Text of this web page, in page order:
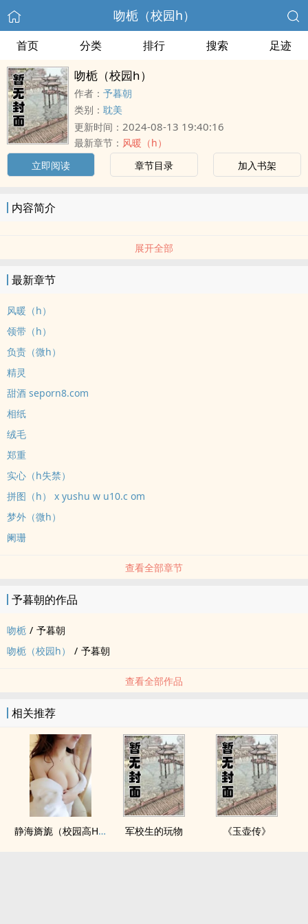
吻栀（校园h）
首页 分类 排行 搜索 足迹
吻栀（校园h）
作者： 予暮朝
类别： 耽美
更新时间： 2024-08-13 19:40:16
最新章节： 风暖（h）
立即阅读
章节目录 加入书架
内容简介
展开全部
最新章节
风暖（h）
领带（h）
负责（微h）
精灵
甜酒 seporn8.com
相纸
绒毛
郑重
实心（h失禁）
拼图（h） x yushu w u10.c om
梦外（微h）
阑珊
查看全部章节
予暮朝的作品
吻栀 / 予暮朝
吻栀（校园h）
/ 予暮朝
查看全部作品
相关推荐
静海旖旎（校园高H） 军校生的玩物 《玉壶传》